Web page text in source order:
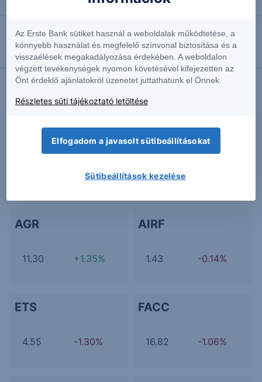
CACIB Express Note Erste EUR 26-30
2026.05.27. 10:26
Bayer: Veszélyben a Roundup megállapodás
AGR
11.30 +1.35%
AIRF
1.43 -0.14%
ETS
4.55 -1.30%
FACC
16.82 -1.06%
Az Erste Bank sütiket használ a weboldalak működtetése, a
könnyebb használat és megfelelő színvonal biztosítása és a
visszaélések megakadályozása érdekében. A weboldalon
végzett tevékenységek nyomon követésével kifejezetten az
Önt érdeklő ajánlatokról üzenetet juttathatunk el Önnek.
Részletes süti tájékoztató letöltése
Elfogadom a javasolt sütibeállításokat
Sütibeállítások kezelése